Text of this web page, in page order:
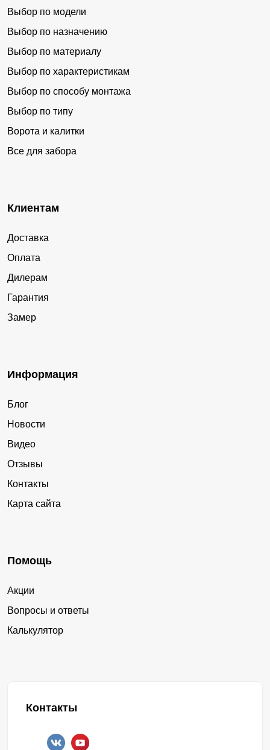
Выбор по модели
Выбор по назначению
Выбор по материалу
Выбор по характеристикам
Выбор по способу монтажа
Выбор по типу
Ворота и калитки
Все для забора
Клиентам
Доставка
Оплата
Дилерам
Гарантия
Замер
Информация
Блог
Новости
Видео
Отзывы
Контакты
Карта сайта
Помощь
Акции
Вопросы и ответы
Калькулятор
Контакты